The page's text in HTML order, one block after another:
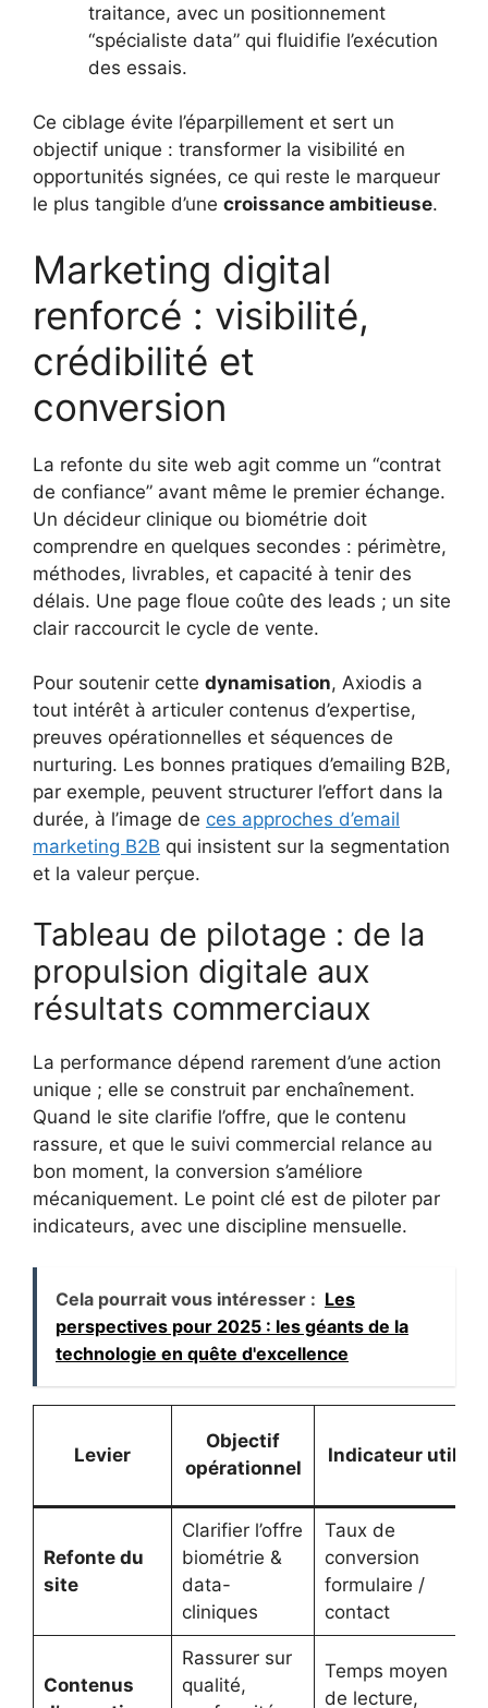
traitance, avec un positionnement
“spécialiste data” qui fluidifie l’exécution
des essais.
Ce ciblage évite l’éparpillement et sert un
objectif unique : transformer la visibilité en
opportunités signées, ce qui reste le marqueur
le plus tangible d’une croissance ambitieuse.
Marketing digital
renforcé : visibilité,
crédibilité et
conversion
La refonte du site web agit comme un “contrat
de confiance” avant même le premier échange.
Un décideur clinique ou biométrie doit
comprendre en quelques secondes : périmètre,
méthodes, livrables, et capacité à tenir des
délais. Une page floue coûte des leads ; un site
clair raccourcit le cycle de vente.
Pour soutenir cette dynamisation, Axiodis a
tout intérêt à articuler contenus d’expertise,
preuves opérationnelles et séquences de
nurturing. Les bonnes pratiques d’emailing B2B,
par exemple, peuvent structurer l’effort dans la
durée, à l’image de ces approches d’email
marketing B2B qui insistent sur la segmentation
et la valeur perçue.
Tableau de pilotage : de la
propulsion digitale aux
résultats commerciaux
La performance dépend rarement d’une action
unique ; elle se construit par enchaînement.
Quand le site clarifie l’offre, que le contenu
rassure, et que le suivi commercial relance au
bon moment, la conversion s’améliore
mécaniquement. Le point clé est de piloter par
indicateurs, avec une discipline mensuelle.
Cela pourrait vous intéresser : Les
perspectives pour 2025 : les géants de la
technologie en quête d'excellence
Levier
Objectif
opérationnel
Indicateur utile
Refonte du
site
Clarifier l’offre
biométrie &
data-
cliniques
Taux de
conversion
formulaire /
contact
Contenus
Rassurer sur
qualité,
Temps moyen
de lecture,